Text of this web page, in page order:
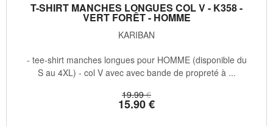
T-SHIRT MANCHES LONGUES COL V - K358 -
VERT FORÊT - HOMME
KARIBAN
19.99 €
15.90€
- tee-shirt manches longues pour HOMME (disponible du
S au 4XL) - col V avec avec bande de propreté à ...